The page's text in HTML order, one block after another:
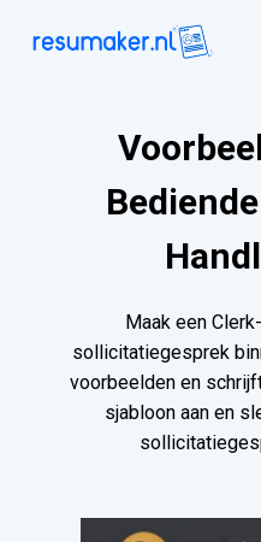
Maak een
sollicitatiegesprek
voorbeelden en
sjabloon aan en